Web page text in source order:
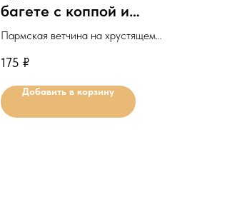
багете с коппой и
пармезаном
Пармская ветчина на хрустящем
томатом.
Минимальное количество для
заказа: 10шт.
175 ₽
Добавить в корзину